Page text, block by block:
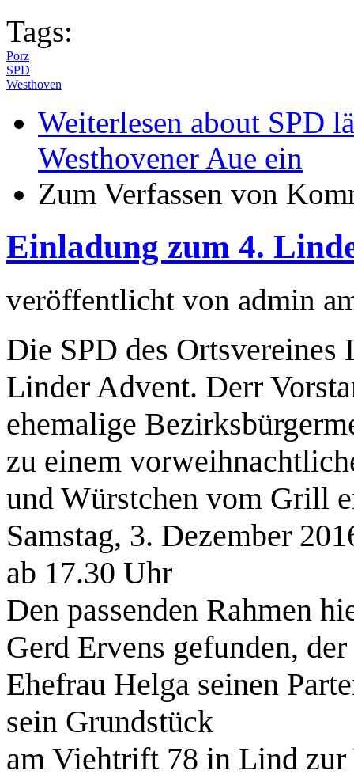
Tags:
Porz
SPD
Westhoven
Weiterlesen about SPD
Westhovener Aue ein
Zum Verfassen von
Einladung zum 4.
veröffentlicht von admin
Die SPD des
Linder Advent. Derr
ehemalige
zu einem
und Würstchen vom Grill
Samstag, 3. Dezember
ab 17.30 Uhr
Den passenden Rahmen
Gerd Ervens gefunden,
Ehefrau Helga seinen
sein Grundstück
am Viehtrift 78 in Lind